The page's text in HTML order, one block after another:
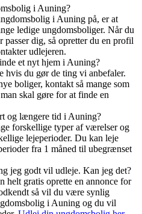
i Auning?
i Auning på, er at
ledige ungdomsboliger. Når du
dig, så opretter du en profil
udlejeren.
et nyt hjem i Auning?
hvis du gør de ting vi anbefaler.
boliger, kontakt så mange som
skal gøre for at finde en
og længere tid i Auning?
forskellige typer af værelser og
lejeperioder. Du kan leje
fra 1 måned til ubegrænset
jeg godt vil udleje. Kan jeg det?
helt gratis oprette en annonce for
så vil du være synlig
i Auning og du vil